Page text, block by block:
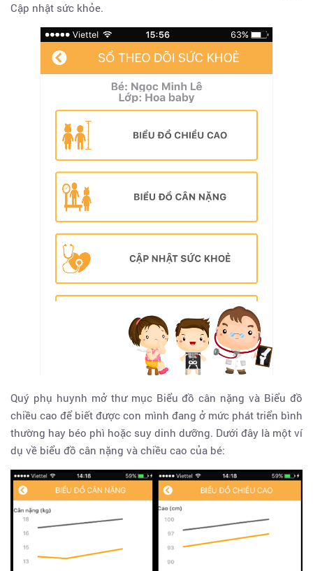
Cập nhật sức khỏe.
Quý phụ huynh mở thư mục Biểu đồ cân nặng và Biểu đồ
chiều cao để biết được con mình đang ở mức phát triển bình
thường hay béo phì hoặc suy dinh dưỡng. Dưới đây là một ví
dụ về biểu đồ cân nặng và chiều cao của bé: